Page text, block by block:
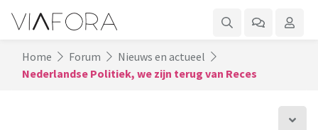
Home Forum
Nieuws en actueel
Nederlandse Politiek, we zijn terug van Reces